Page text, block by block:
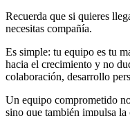
Recuerda que si quieres
necesitas compañía.
Es simple: tu equipo es tu
hacia el crecimiento y no
colaboración, desarrollo
Un equipo comprometido
sino que también impulsa